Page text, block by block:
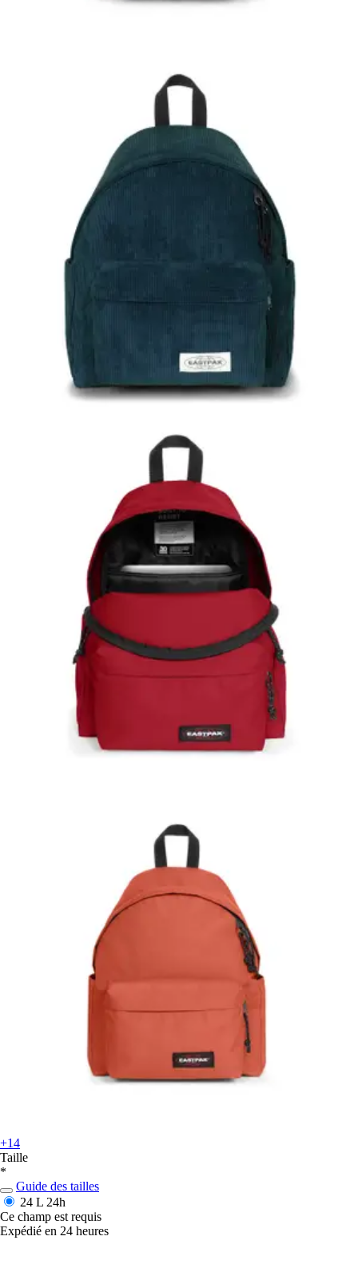
+14
Taille
*
Guide des tailles
24 L 24h
Ce champ est requis
Expédié en 24 heures